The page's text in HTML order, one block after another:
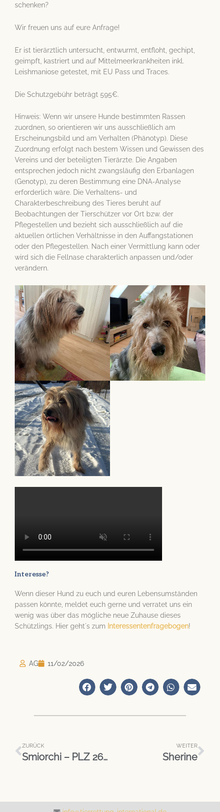
schenken?
Wir freuen uns auf eure Anfrage!
Er ist tierärztlich untersucht, entwurmt, entfloht, gechipt,
geimpft, kastriert und auf Mittelmeerkrankheiten inkl.
Leishmaniose getestet, mit EU Pass und Traces.
Die Schutzgebühr beträgt 595€.
Hinweis: Wenn wir unsere Hunde bestimmten Rassen
zuordnen, so orientieren wir uns ausschließlich am
Erscheinungsbild und am Verhalten (Phänotyp). Diese
Zuordnung erfolgt nach bestem Wissen und Gewissen des
Vereins und der beteiligten Tierärzte. Die Angaben
entsprechen jedoch nicht zwangsläufig den Erbanlagen
(Genotyp), zu deren Bestimmung eine DNA-Analyse
erforderlich wäre. Die Verhaltens- und
Charakterbeschreibung des Tieres beruht auf
Beobachtungen der Tierschützer vor Ort bzw. der
Pflegestellen und bezieht sich ausschließlich auf die
aktuellen örtlichen Verhältnisse in den Auffangstationen
oder den Pflegestellen. Nach einer Vermittlung kann oder
wird sich die Fellnase charakterlich anpassen und/oder
verändern.
Interesse?
Wenn dieser Hund zu euch und euren Lebensumständen
passen könnte, meldet euch gerne und verratet uns ein
wenig was über das mögliche neue Zuhause dieses
Schützlings. Hier geht´s zum Interessentenfragebogen!
AG 11/02/2026
Zurück
ZURÜCK
Smiorchi – PLZ 26683
WEITER
Sherine